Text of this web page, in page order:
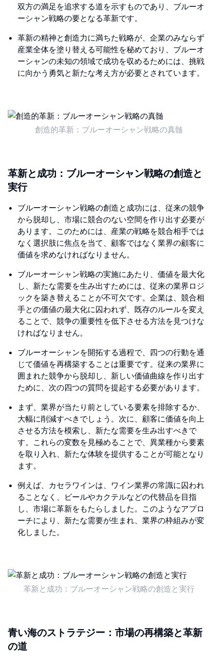
双方の満足を追求する道を示すものであり、ブルーオ
ーシャン戦略の要となる革新です。
革新の精神と創造力に満ちた戦略が、企業のみならず
産業全体を塗り替える可能性を秘めており、ブルーオ
ーシャンの未知の領域で成功を収めるためには、挑戦
に向かう勇気と新たな考え方が必要とされています。
創造的革新：ブルーオーシャン戦略の真髄
革新と成功：ブルーオーシャン戦略の創造と
実行
ブルーオーシャン戦略の創造と成功には、従来の競争
から脱却し、市場に競合のない空間を作り出す必要が
あります。このためには、産業の戦略を競合相手では
なく選択肢に焦点を当て、顧客ではなく業界の顧客に
価値を求めなければなりません。
ブルーオーシャン戦略の実施にあたり、価値を最大化
し、新たな需要を生み出すためには、従来の業界ロジ
ックを築き替えることが不可欠です。企業は、競合相
手との価値の最大化に囚われず、既存のルールを変え
ることで、競争の重要性を低下させる方法を見つけな
ければなりません。
ブルーオーシャンを開拓する過程で、四つの行動を通
じて価値を再構築することは重要です。従来の業界に
囲まれた競争から脱却し、新しい価値曲線を作り出す
ために、次の四つの質問を提起する必要があります。
まず、業界が当たり前としている要素を排除するか、
大幅に削減すべきでしょう。次に、顧客に価値を向上
させる方法を模索し、新たな需要を生み出すべきで
す。これらの変数を見極めることで、異業種から要素
を取り入れ、新たな体験を提供することが可能となり
ます。
例えば、カセラワインは、ワイン業界の常識に囚われ
ることなく、ビールやカクテルなどの代替品を目指
し、市場に革新をもたらしました。このようなアプロ
ーチにより、新たな需要が生まれ、業界の枠組みが変
化しました。
革新と成功：ブルーオーシャン戦略の創造と実行
青い海のストラテジー：市場の再構築と革新
の道